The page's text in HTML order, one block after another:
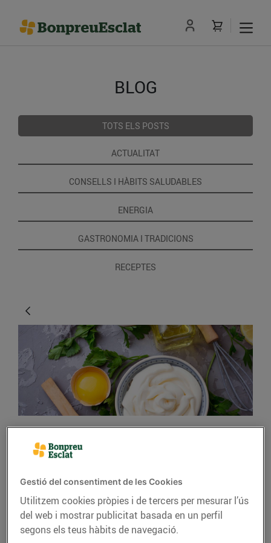
BLOG
TOTS ELS POSTS
ACTUALITAT
CONSELLS I HÀBITS SALUDABLES
ENERGIA
GASTRONOMIA I TRADICIONS
RECEPTES
CONSELLS I HÀBITS SALUDABLES
Petits trucs i solucions
sorprenents per als
xefs de casa
20/d’abril/2020
Gestió del consentiment de les Cookies
Utilitzem cookies pròpies i de tercers per mesurar l’ús
del web i mostrar publicitat basada en un perfil
segons els teus hàbits de navegació.